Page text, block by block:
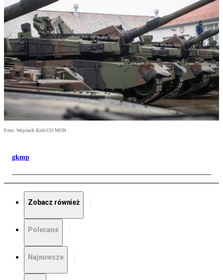
Foto: Wojciech Król/CO MON
gkmp
Zobacz również
Polecane
Najnowsze